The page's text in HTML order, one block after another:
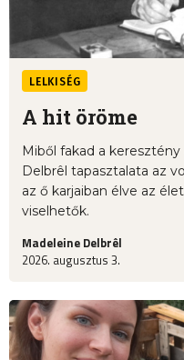
LELKISÉG
A hit öröme
Miből fakad a
Delbrêl tapasztalata az
az ő karjaiban élve az
viselhetők.
Madeleine Delbrêl
2026. augusztus 3.